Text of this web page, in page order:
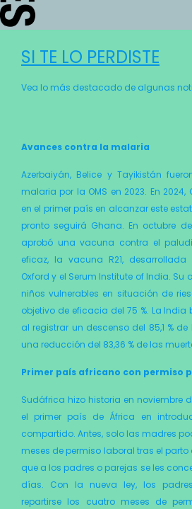
SI TE LO PERDISTE
Vea lo más destacado de algunas
Avances contra la malaria
Azerbaiyán, Belice y Tayikistán
malaria por la OMS en 2023. En
en el primer país en alcanzar este
pronto seguirá Ghana. En octubre
aprobó una vacuna contra el
eficaz, la vacuna R21,
Oxford y el Serum Institute of In­dia. Su
niños vulnerables en situación de
objetivo de eficacia del 75 %. La India
al registrar un descenso del 85,1 %
una reducción del 83,36 % de las
Primer país africano con permiso
Sudáfrica hizo historia en noviembre
el primer país de África en
compartido. Antes, solo las madres
meses de permiso laboral tras el
que a los padres o parejas se les
días. Con la nueva ley, los
repartirse los cuatro meses de